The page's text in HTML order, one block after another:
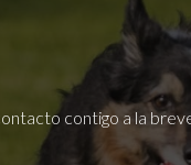
contigo a la